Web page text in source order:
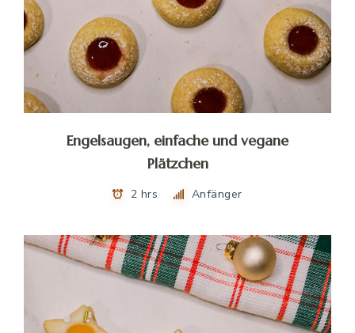
Engelsaugen, einfache und vegane
Plätzchen
2 hrs Anfänger